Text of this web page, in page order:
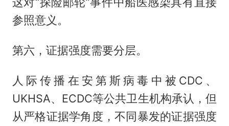
参照意义。
第六，证据强度需要分层。
人际传播在安第斯病毒中被CDC、
UKHSA、ECDC等公共卫生机构承认，但
从严格证据学角度，不同暴发的证据强度